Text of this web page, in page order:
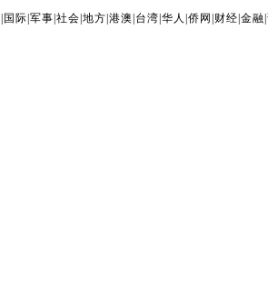
国际 |军事 |社会 |地方 |港澳 台湾 |华人 |侨网 财经 |金融 |